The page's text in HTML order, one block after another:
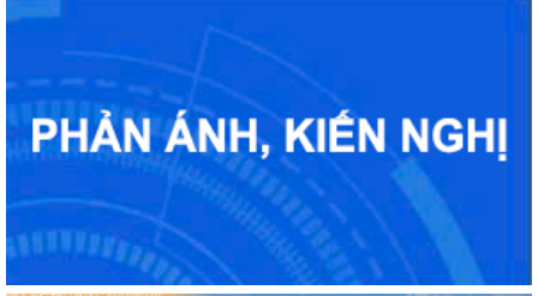
Tuyển chọn thực sinh nam đi thực tập kỹ thuật tại Nhật Bản (Tháng
8/2026)
Rút ngắn thời gian giải quyết 7 thủ tục hộ kinh doanh